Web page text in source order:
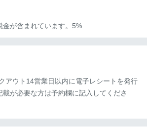
金が含まれています。5%
アウト14営業日以内に電子レシートを発行
載が必要な方は予約欄に記入してくださ